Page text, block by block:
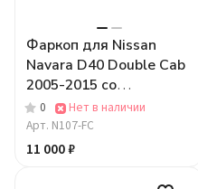
Фаркоп для Nissan
Navara D40 Double Cab
2005-2015 со
ступенькой
0
Нет в наличии
Арт. N107-FC
11 000 ₽